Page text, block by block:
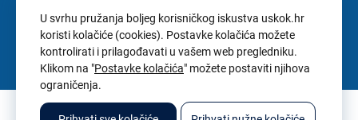
Adresa: Branimirova 4, Zagreb
Tel:+385 1 2375 654
OIB:32807825145
© 2026. Sva prava pridržana. Državno odvjetništvo Republike Hrvatske
U svrhu pružanja boljeg korisničkog iskustva uskok.hr
koristi kolačiće (cookies). Postavke kolačića možete
kontrolirati i prilagođavati u vašem web pregledniku.
Klikom na "Postavke kolačića" možete postaviti njihova
ograničenja.